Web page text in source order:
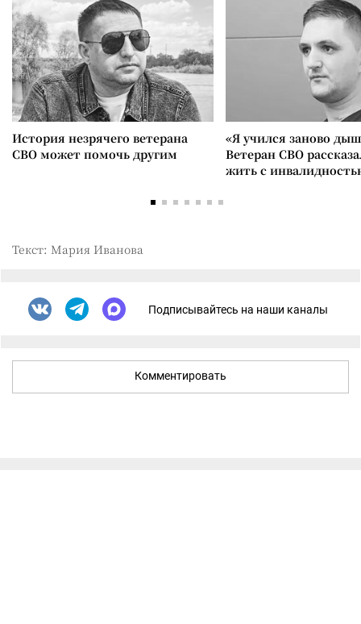
История незрячего ветерана
СВО может помочь другим
«Я учился заново
Ветеран СВО
жить с
Текст: Мария Иванова
Подписывайтесь на наши каналы
Комментировать